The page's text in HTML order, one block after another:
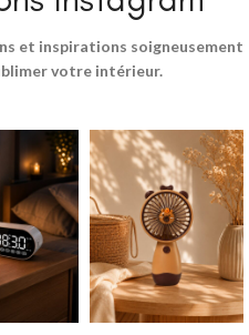
et inspirations soigneusement
votre intérieur.